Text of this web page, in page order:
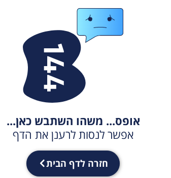
אופס... משהו השתבש כאן...
אפשר לנסות לרענן את הדף
חזרה לדף הבית